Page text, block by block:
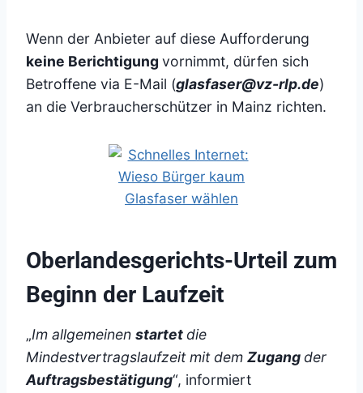
Wenn der Anbieter auf diese Aufforderung
keine Berichtigung vornimmt, dürfen sich
Betroffene via E-Mail (glasfaser@vz-rlp.de)
an die Verbraucherschützer in Mainz richten.
Oberlandesgerichts-Urteil zum
Beginn der Laufzeit
„Im allgemeinen startetdie
Mindestvertragslaufzeit mit dem Zugangder
Auftragsbestätigung“, informiert